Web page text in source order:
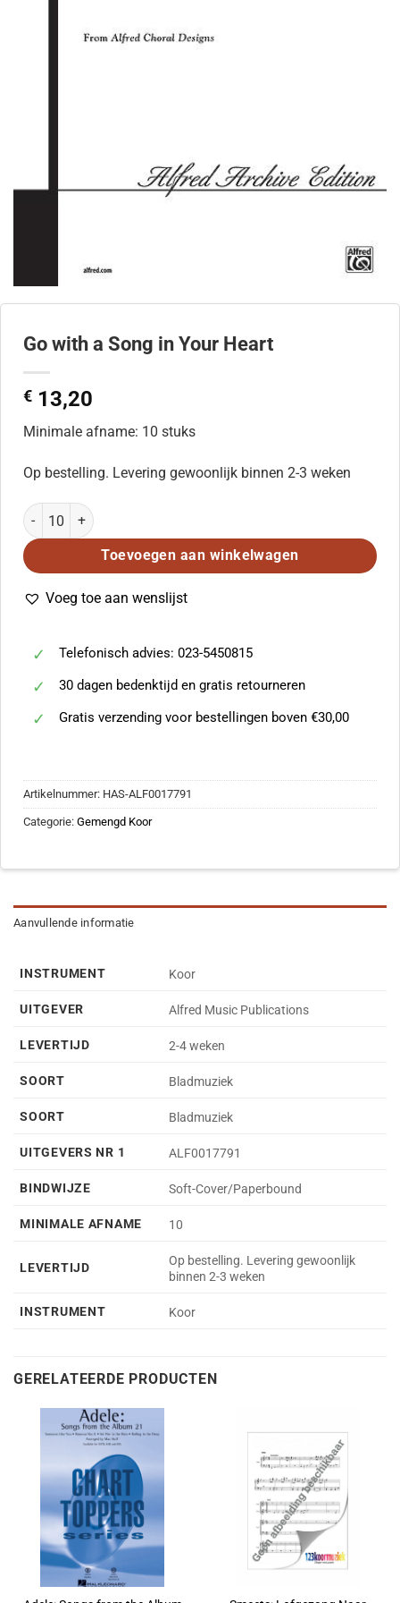
Go with a Song in Your Heart
€ 13,20
Minimale afname: 10 stuks
Op bestelling. Levering gewoonlijk binnen 2-3 weken
Go with a Song in Your Heart aantal
Toevoegen aan winkelwagen
Voeg toe aan wenslijst
Telefonisch advies: 023-5450815
30 dagen bedenktijd en gratis retourneren
Gratis verzending voor bestellingen boven €30,00
Artikelnummer: HAS-ALF0017791
Categorie: Gemengd Koor
Aanvullende informatie
INSTRUMENT Koor
UITGEVER Alfred Music Publications
LEVERTIJD 2-4 weken
SOORT Bladmuziek
SOORT Bladmuziek
UITGEVERS NR 1 ALF0017791
BINDWIJZE Soft-Cover/Paperbound
MINIMALE AFNAME 10
LEVERTIJD
Op bestelling. Levering gewoonlijk
binnen 2-3 weken
INSTRUMENT Koor
GERELATEERDE PRODUCTEN